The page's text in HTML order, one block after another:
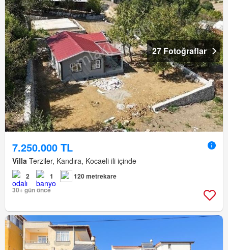
27 Fotoğraflar
7.250.000 TL
Villa Terziler, Kandıra, Kocaeli ili içinde
2 1
120 metrekare
30+ gün önce